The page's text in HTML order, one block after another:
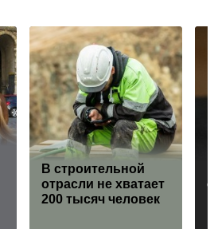
В строительной
отрасли не хватает
200 тысяч человек